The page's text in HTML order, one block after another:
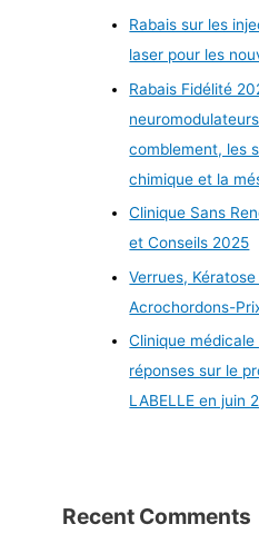
Rabais sur les
laser pour les
Rabais Fidélité
comblement, les
chimique et la
Clinique Sans
et Conseils 2025
Verrues,
Acrochordons-
Clinique
réponses sur le
LABELLE en juin
Recent Comments